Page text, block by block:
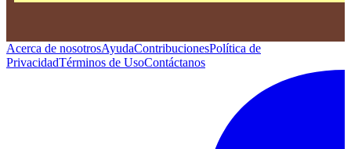
Acerca de nosotrosAyudaContribucionesPolítica de
PrivacidadTérminos de UsoContáctanos